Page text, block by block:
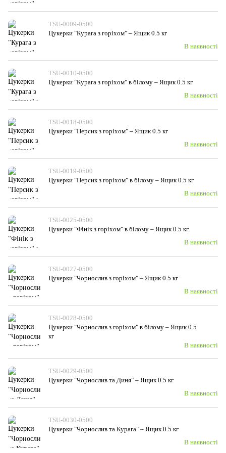
TSU-0009-0500
Цукерки "Курага з горiхом" – Ящик 0.5 кг
В наявності
TSU-0010-0500
Цукерки "Курага з горiхом" в білому – Ящик 0.5 кг
В наявності
TSU-0018-0500
Цукерки "Персик з горіхом" – Ящик 0.5 кг
В наявності
TSU-0019-0500
Цукерки "Персик з горіхом" в білому – Ящик 0.5 кг
В наявності
TSU-0025-0500
Цукерки "Фінік з горiхом" в білому – Ящик 0.5 кг
В наявності
TSU-0027-0500
Цукерки "Чорнослив з горiхом" – Ящик 0.5 кг
В наявності
TSU-0028-0500
Цукерки "Чорнослив з горiхом" в білому – Ящик 0.5
кг
В наявності
TSU-0029-0500
Цукерки "Чорнослив та Диня" – Ящик 0.5 кг
В наявності
TSU-0030-0500
Цукерки "Чорнослив та Курага" – Ящик 0.5 кг
В наявності